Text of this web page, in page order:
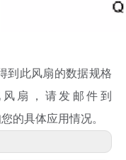
到此风扇的数据规格
扇，请发邮件到
的具体应用情况。
F11938S